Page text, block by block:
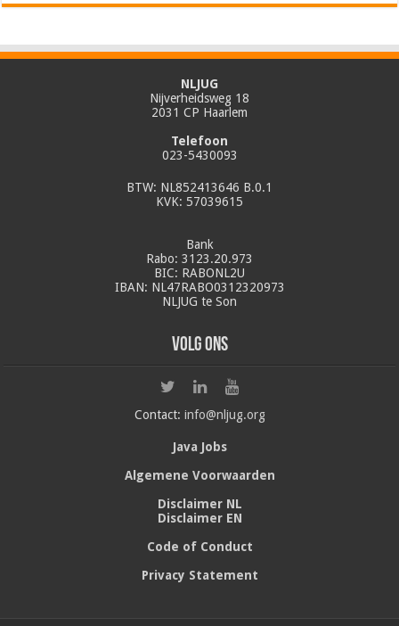
NLJUG
Nijverheidsweg 18
2031 CP Haarlem
Telefoon
023-5430093
BTW: NL852413646 B.0.1
KVK: 57039615
Bank
Rabo: 3123.20.973
BIC: RABONL2U
IBAN: NL47RABO0312320973
NLJUG te Son
Volg ons
Contact: info@nljug.org
Java Jobs
Algemene Voorwaarden
Disclaimer NL
Disclaimer EN
Code of Conduct
Privacy Statement